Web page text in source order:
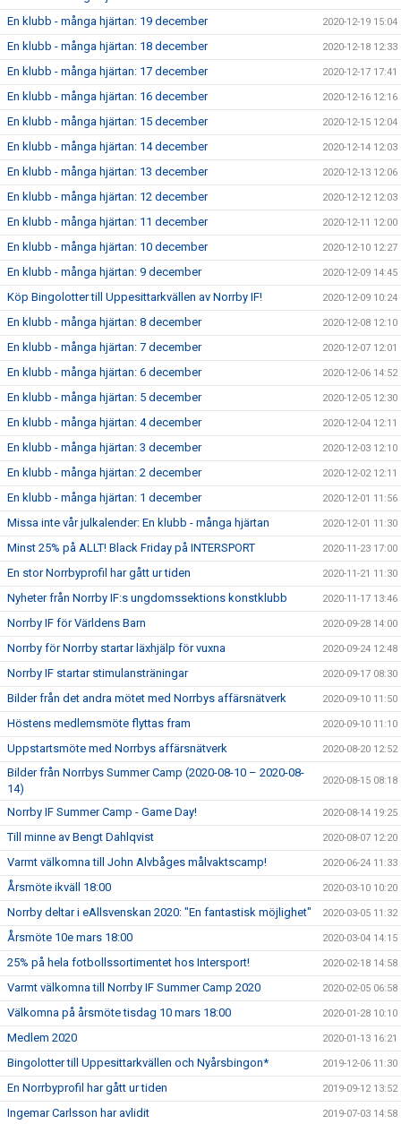
En klubb - många hjärtan: 19 december 2020-12-19 15:04
En klubb - många hjärtan: 18 december 2020-12-18 12:33
En klubb - många hjärtan: 17 december 2020-12-17 17:41
En klubb - många hjärtan: 16 december 2020-12-16 12:16
En klubb - många hjärtan: 15 december 2020-12-15 12:04
En klubb - många hjärtan: 14 december 2020-12-14 12:03
En klubb - många hjärtan: 13 december 2020-12-13 12:06
En klubb - många hjärtan: 12 december 2020-12-12 12:03
En klubb - många hjärtan: 11 december 2020-12-11 12:00
En klubb - många hjärtan: 10 december 2020-12-10 12:27
En klubb - många hjärtan: 9 december 2020-12-09 14:45
Köp Bingolotter till Uppesittarkvällen av Norrby IF! 2020-12-09 10:24
En klubb - många hjärtan: 8 december 2020-12-08 12:10
En klubb - många hjärtan: 7 december 2020-12-07 12:01
En klubb - många hjärtan: 6 december 2020-12-06 14:52
En klubb - många hjärtan: 5 december 2020-12-05 12:30
En klubb - många hjärtan: 4 december 2020-12-04 12:11
En klubb - många hjärtan: 3 december 2020-12-03 12:10
En klubb - många hjärtan: 2 december 2020-12-02 12:11
En klubb - många hjärtan: 1 december 2020-12-01 11:56
Missa inte vår julkalender: En klubb - många hjärtan 2020-12-01 11:30
Minst 25% på ALLT! Black Friday på INTERSPORT 2020-11-23 17:00
En stor Norrbyprofil har gått ur tiden 2020-11-21 11:30
Nyheter från Norrby IF:s ungdomssektions konstklubb 2020-11-17 13:46
Norrby IF för Världens Barn 2020-09-28 14:00
Norrby för Norrby startar läxhjälp för vuxna 2020-09-24 12:48
Norrby IF startar stimulansträningar 2020-09-17 08:30
Bilder från det andra mötet med Norrbys affärsnätverk 2020-09-10 11:50
Höstens medlemsmöte flyttas fram 2020-09-10 11:10
Uppstartsmöte med Norrbys affärsnätverk 2020-08-20 12:52
Bilder från Norrbys Summer Camp (2020-08-10 – 2020-08-
14)
2020-08-15 08:18
Norrby IF Summer Camp - Game Day! 2020-08-14 19:25
Till minne av Bengt Dahlqvist 2020-08-07 12:20
Varmt välkomna till John Alvbåges målvaktscamp! 2020-06-24 11:33
Årsmöte ikväll 18:00 2020-03-10 10:20
Norrby deltar i eAllsvenskan 2020: "En fantastisk möjlighet" 2020-03-05 11:32
Årsmöte 10e mars 18:00 2020-03-04 14:15
25% på hela fotbollssortimentet hos Intersport! 2020-02-18 14:58
Varmt välkomna till Norrby IF Summer Camp 2020 2020-02-05 06:58
Välkomna på årsmöte tisdag 10 mars 18:00 2020-01-28 10:10
Medlem 2020 2020-01-13 16:21
Bingolotter till Uppesittarkvällen och Nyårsbingon* 2019-12-06 11:30
En Norrbyprofil har gått ur tiden 2019-09-12 13:52
Ingemar Carlsson har avlidit 2019-07-03 14:58